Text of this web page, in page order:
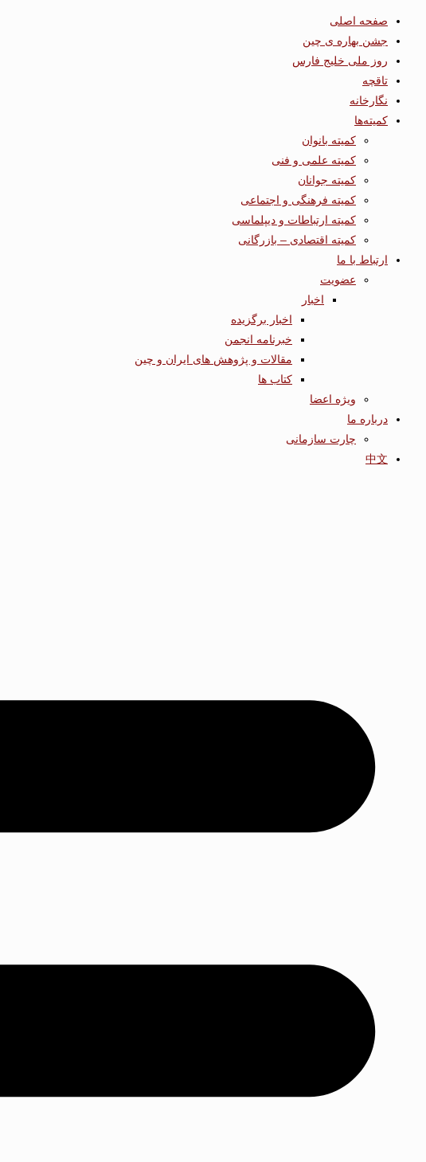
صفحه اصلی
جشن بهاره ی چین
روز ملی خلیج فارس
تاقچه
نگارخانه
کمیته‌ها
کمیته بانوان
کمیته علمی و فنی
کمیته جوانان
کمیته فرهنگی و اجتماعی
کمیته ارتباطات و دیپلماسی
کمیته اقتصادی – بازرگانی
ارتباط با ما
عضویت
اخبار
اخبار برگزیده
خبرنامه انجمن
مقالات و پژوهش های ایران و چین
کتاب ها
ویژه اعضا
درباره ما
چارت سازمانی
中文